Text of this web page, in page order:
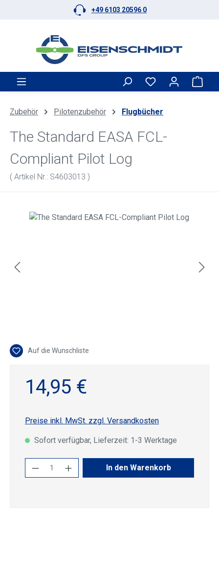
Zum Hauptinhalt springen+49 6103 20596 0
Zubehör Pilotenzubehör Flugbücher
The Standard EASA FCL-
Compliant Pilot Log
( Artikel Nr.: S4603013 )
Bildergalerie überspringen
Auf die Wunschliste
14,95 €
Preise inkl. MwSt. zzgl. Versandkosten
Sofort verfügbar, Lieferzeit: 1-3 Werktage
Produkt Anzahl: Gib den gewünschten
In den Warenkorb